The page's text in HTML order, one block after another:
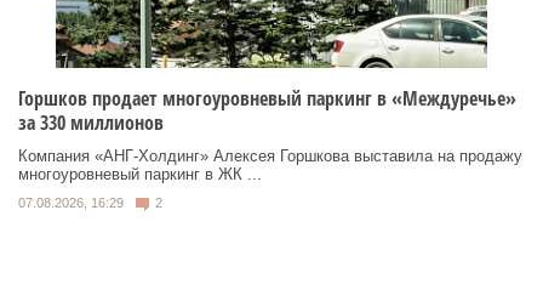
Горшков продает многоуровневый паркинг в «Междуречье»
за 330 миллионов
Компания «АНГ-Холдинг» Алексея Горшкова выставила на продажу
многоуровневый паркинг в ЖК ...
07.08.2026, 16:29 2